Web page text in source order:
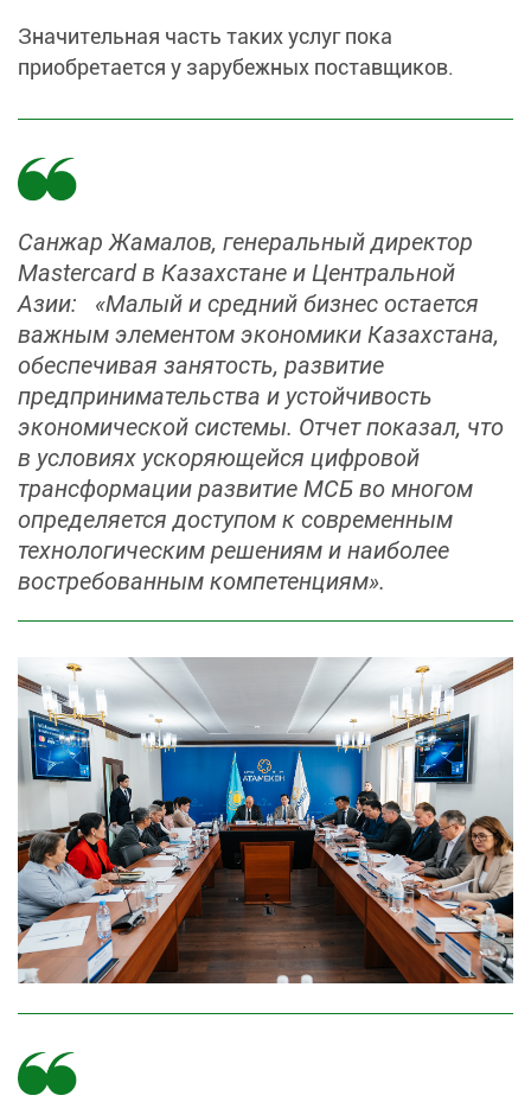
Значительная часть таких услуг пока
приобретается у зарубежных поставщиков.
Санжар Жамалов, генеральный директор
Mastercard в Казахстане и Центральной
Азии: «Малый и средний бизнес остается
важным элементом экономики Казахстана,
обеспечивая занятость, развитие
предпринимательства и устойчивость
экономической системы. Отчет показал, что
в условиях ускоряющейся цифровой
трансформации развитие МСБ во многом
определяется доступом к современным
технологическим решениям и наиболее
востребованным компетенциям».